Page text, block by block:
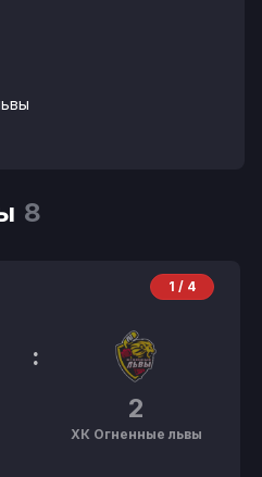
8
1 / 4
:
2
ХК Огненные львы